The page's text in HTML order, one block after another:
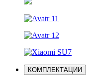
КОМПЛЕКТАЦИИ